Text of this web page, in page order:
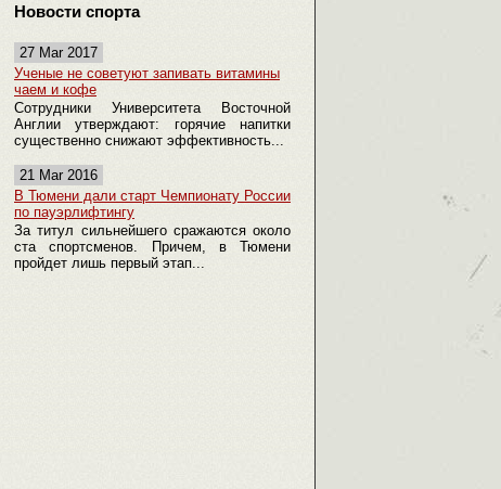
Новости спорта
27 Mar 2017
Ученые не советуют запивать витамины
чаем и кофе
Сотрудники Университета Восточной
Англии утверждают: горячие напитки
существенно снижают эффективность...
21 Mar 2016
В Тюмени дали старт Чемпионату России
по пауэрлифтингу
За титул сильнейшего сражаются около
ста спортсменов. Причем, в Тюмени
пройдет лишь первый этап...